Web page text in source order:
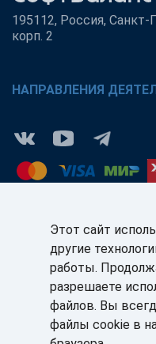
195112, Россия, Санкт-
корп. 2
НАПРАВЛЕНИЯ
КЛИЕНТАМ:
+7 (812) 327-5141
sale@sb-sale.ru
Этот сайт
другие
работы.
разрешаете
файлов. Вы
файлы cookie в